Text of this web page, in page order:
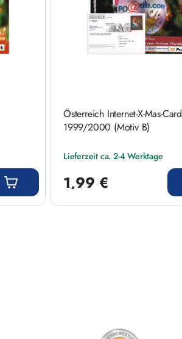
Österreich Internet-X-Mas-Card
1999/2000 (Motiv B)
Lieferzeit ca. 2-4 Werktage
1,99 €